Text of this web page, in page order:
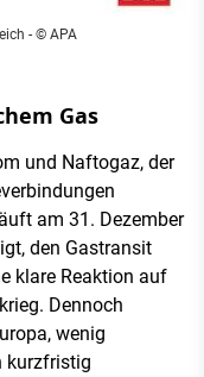
- © APA
Gas
und Naftogaz, der
am 31. Dezember
den Gastransit
klare Reaktion auf
Dennoch
wenig
kurzfristig